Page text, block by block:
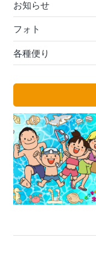
お知らせ
フォト
各種便り